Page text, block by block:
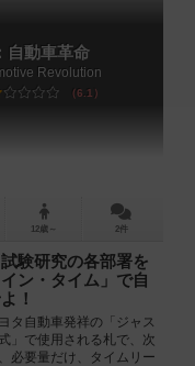
自動車革命
Revolution
6.1
12歳～ 2件
験研究の各部署を
ン・タイム」で自
！
タ自動車発祥の「ジャス
」で使用される札で、次
必要量だけ、タイムリー